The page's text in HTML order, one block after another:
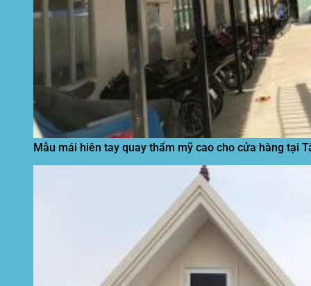
Mẫu mái hiên tay quay thẩm mỹ cao cho cửa hàng tại